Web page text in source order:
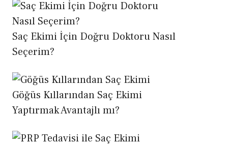
Saç Ekimi İçin Doğru Doktoru Nasıl
Seçerim?
Göğüs Kıllarından Saç Ekimi
Yaptırmak Avantajlı mı?